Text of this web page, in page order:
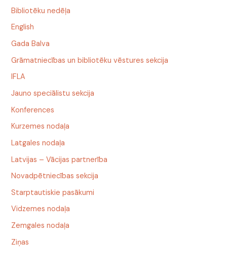
Bibliotēku nedēļa
English
Gada Balva
Grāmatniecības un bibliotēku vēstures sekcija
IFLA
Jauno speciālistu sekcija
Konferences
Kurzemes nodaļa
Latgales nodaļa
Latvijas – Vācijas partnerība
Novadpētniecības sekcija
Starptautiskie pasākumi
Vidzemes nodaļa
Zemgales nodaļa
Ziņas